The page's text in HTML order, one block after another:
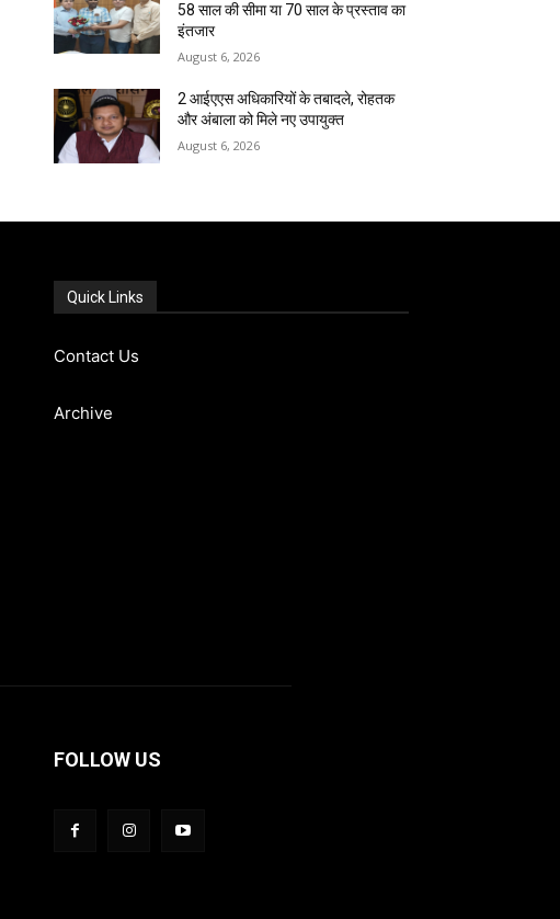
58 साल की सीमा या 70 साल के प्रस्ताव का
इंतजार
August 6, 2026
2 आईएएस अधिकारियों के तबादले, रोहतक
और अंबाला को मिले नए उपायुक्त
August 6, 2026
Quick Links
Contact Us
Archive
FOLLOW US